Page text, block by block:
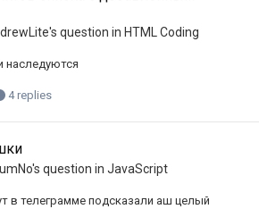
's question in HTML Coding
наследуются
4 replies
's question in JavaScript
в телеграмме подсказали аш целый